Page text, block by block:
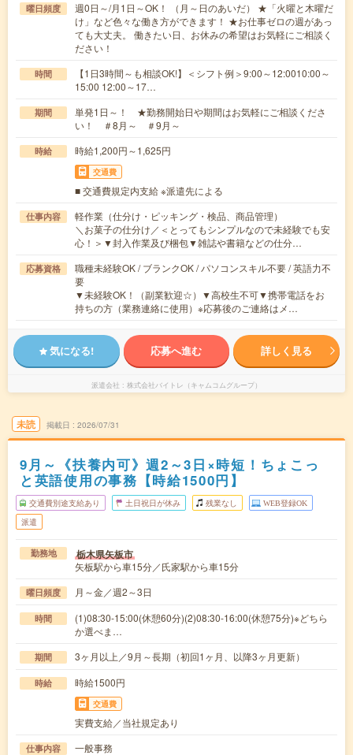
曜日頻度
週0日～/月1日～OK！ （月～日のあいだ） ★「火曜と木曜だ
け」など色々な働き方ができます！ ★お仕事ゼロの週があっ
ても大丈夫。 働きたい日、お休みの希望はお気軽にご相談く
ださい！
時間
【1日3時間～も相談OK!】＜シフト例＞9:00～12:0010:00～
15:00 12:00～17…
期間
単発1日～！ ★勤務開始日や期間はお気軽にご相談くださ
い！ ＃8月～ ＃9月～
時給 時給1,200円～1,625円
交通費
■ 交通費規定内支給 ※派遣先による
仕事内容
軽作業（仕分け・ピッキング・検品、商品管理）
＼お菓子の仕分け／＜とってもシンプルなので未経験でも安
心！＞▼封入作業及び梱包▼雑誌や書籍などの仕分…
応募資格
職種未経験OK / ブランクOK / パソコンスキル不要 / 英語力不
要
▼未経験OK！（副業歓迎☆）▼高校生不可▼携帯電話をお
持ちの方（業務連絡に使用）※応募後のご連絡はメ…
気になる! 応募へ進む 詳しく見る
派遣会社 株式会社バイトレ（キャムコムグループ）
未読 掲載日 2026/07/31
9月～《扶養内可》週2～3日×時短！ちょこっ
と英語使用の事務【時給1500円】
交通費別途支給あり 土日祝日が休み 残業なし WEB登録OK
派遣
勤務地 栃木県矢板市
矢板駅から車15分／氏家駅から車15分
曜日頻度 月～金／週2～3日
時間
(1)08:30-15:00(休憩60分)(2)08:30-16:00(休憩75分)※どちら
か選べま…
期間 3ヶ月以上／9月～長期（初回1ヶ月、以降3ヶ月更新）
時給 時給1500円
交通費
実費支給／当社規定あり
仕事内容
一般事務